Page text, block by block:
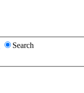
Search